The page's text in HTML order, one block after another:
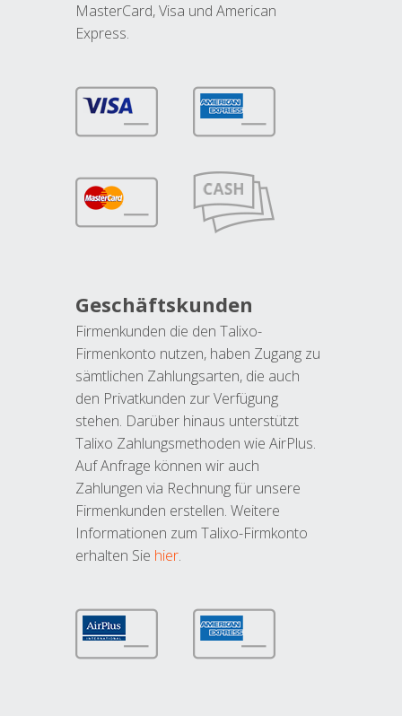
MasterCard, Visa und American
Express.
Geschäftskunden
Firmenkunden die den Talixo-
Firmenkonto nutzen, haben Zugang zu
sämtlichen Zahlungsarten, die auch
den Privatkunden zur Verfügung
stehen. Darüber hinaus unterstützt
Talixo Zahlungsmethoden wie AirPlus.
Auf Anfrage können wir auch
Zahlungen via Rechnung für unsere
Firmenkunden erstellen. Weitere
Informationen zum Talixo-Firmkonto
erhalten Sie hier.